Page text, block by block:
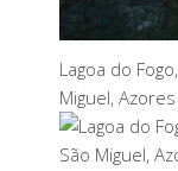
Lagoa do
Miguel, Azores